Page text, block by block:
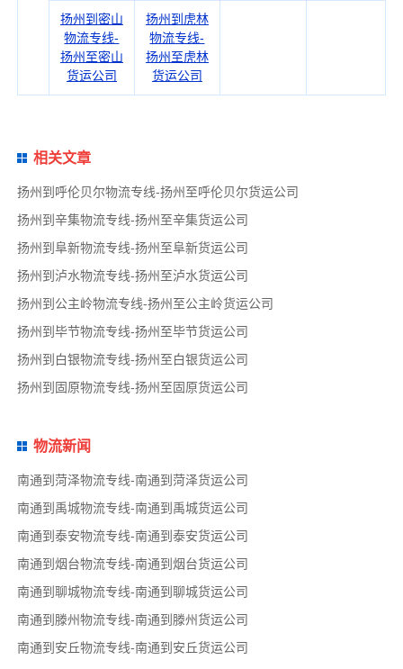
扬州到密山
物流专线-
扬州至密山
货运公司
扬州到虎林
物流专线-
扬州至虎林
货运公司
相关文章
扬州到呼伦贝尔物流专线-扬州至呼伦贝尔货运公司
扬州到辛集物流专线-扬州至辛集货运公司
扬州到阜新物流专线-扬州至阜新货运公司
扬州到泸水物流专线-扬州至泸水货运公司
扬州到公主岭物流专线-扬州至公主岭货运公司
扬州到毕节物流专线-扬州至毕节货运公司
扬州到白银物流专线-扬州至白银货运公司
扬州到固原物流专线-扬州至固原货运公司
物流新闻
南通到菏泽物流专线-南通到菏泽货运公司
南通到禹城物流专线-南通到禹城货运公司
南通到泰安物流专线-南通到泰安货运公司
南通到烟台物流专线-南通到烟台货运公司
南通到聊城物流专线-南通到聊城货运公司
南通到滕州物流专线-南通到滕州货运公司
南通到安丘物流专线-南通到安丘货运公司